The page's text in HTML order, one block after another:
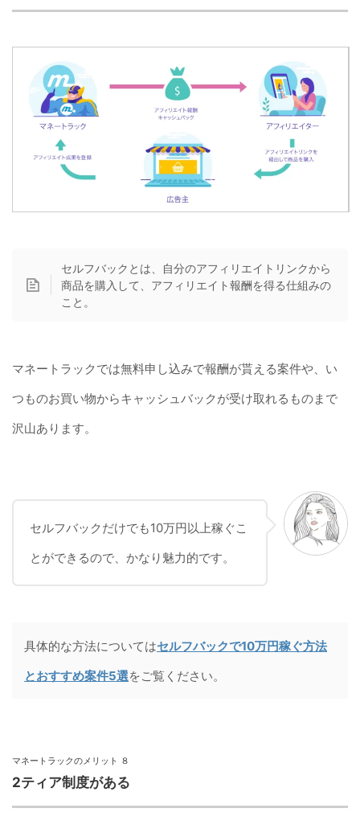
セルフバックとは、自分のアフィリエイトリンクから
商品を購入して、アフィリエイト報酬を得る仕組みの
こと。
マネートラックでは無料申し込みで報酬が貰える案件や、い
つものお買い物からキャッシュバックが受け取れるものまで
沢山あります。
セルフバックだけでも10万円以上稼ぐこ
とができるので、かなり魅力的です。
具体的な方法についてはセルフバックで10万円稼ぐ方法
とおすすめ案件5選をご覧ください。
マネートラックのメリット ８
2ティア制度がある